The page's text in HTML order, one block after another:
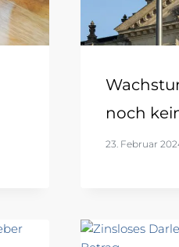
noch
23. Februar